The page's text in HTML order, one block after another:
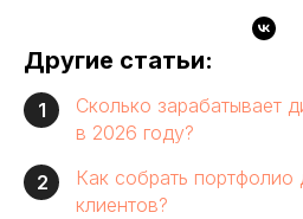
Другие статьи:
1
Сколько зарабатывает
в 2026 году?
2
Как собрать портфолио
клиентов?